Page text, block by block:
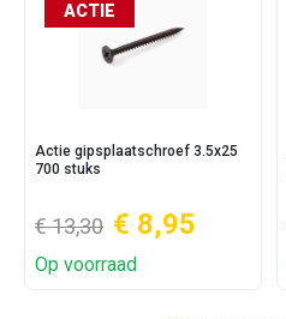
ACTIE
Actie gipsplaatschroef 3.5x25
700 stuks
€ 13,30 € 8,95
Op voorraad